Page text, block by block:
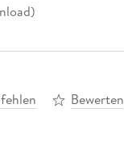
Bewerten